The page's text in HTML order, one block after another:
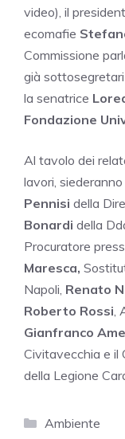
video), il
ecomafie
Commissione
già sottosegretari
la senatrice
Fondazione
Al tavolo dei
lavori, siederanno
Pennisi della
Bonardi della
Procuratore
Maresca,
Napoli, Renato
Roberto Rossi,
Gianfranco
Civitavecchia e il
della Legione
Categorie
Ambiente